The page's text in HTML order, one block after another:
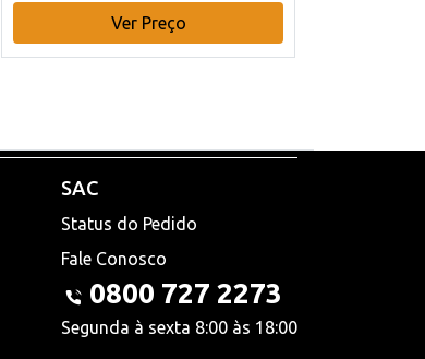
Ver Preço
SAC
Status do Pedido
Fale Conosco
0800 727 2273
Segunda à sexta 8:00 às 18:00